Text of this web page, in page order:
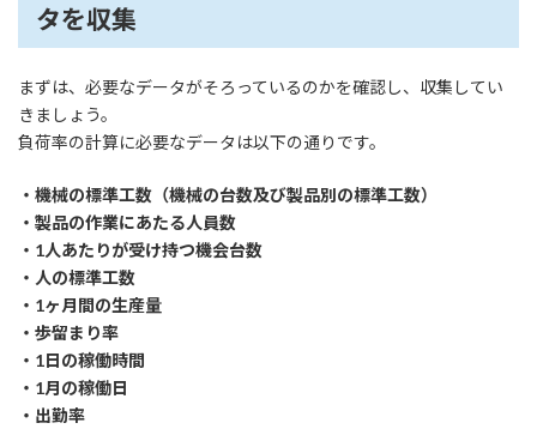
タを収集
まずは、必要なデータがそろっているのかを確認し、収集してい
きましょう。
負荷率の計算に必要なデータは以下の通りです。
・機械の標準工数（機械の台数及び製品別の標準工数）
・製品の作業にあたる人員数
・1人あたりが受け持つ機会台数
・人の標準工数
・1ヶ月間の生産量
・歩留まり率
・1日の稼働時間
・1月の稼働日
・出勤率